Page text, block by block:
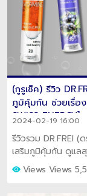
(กูรูเช็ค) รีวิว
ภูมิคุ้มกัน ช่วยเรื่อ
SWISS ENERGY]
2024-02-19 16:00
รีวิวรวม DR.FREI
เสริมภูมิคุ้มกัน ดูแล
เรื่องการนอนหลับได้
Views Views